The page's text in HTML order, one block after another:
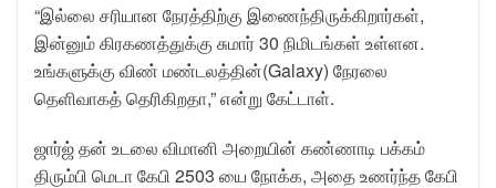
“இல்லை சரியான நேரத்திற்கு இணைந்திருக்கிறார்கள்,
இன்னும் கிரகணத்துக்கு சுமார் 30 நிமிடங்கள் உள்ளன.
உங்களுக்கு விண் மண்டலத்தின்(Galaxy) நேரலை
தெளிவாகத் தெரிகிறதா,” என்று கேட்டாள்.
ஜார்ஜ் தன் உடலை விமானி அறையின் கண்ணாடி பக்கம்
திரும்பி மெடா கேபி 2503 யை நோக்க, அதை உணர்ந்த கேபி